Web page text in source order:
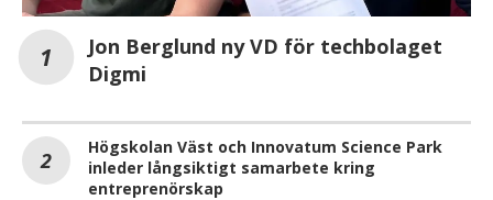
Jon Berglund ny VD för techbolaget
Digmi
Högskolan Väst och Innovatum Science Park
inleder långsiktigt samarbete kring
entreprenörskap